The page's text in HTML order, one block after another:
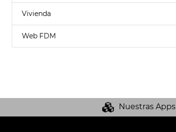
Vivienda
Web FDM
Nuestras Apps